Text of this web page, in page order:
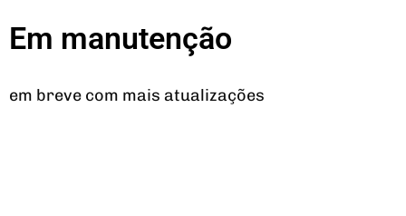
Em manutenção
em breve com mais atualizações